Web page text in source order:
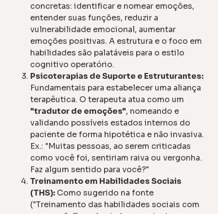
concretas: identificar e nomear emoções,
entender suas funções, reduzir a
vulnerabilidade emocional, aumentar
emoções positivas. A estrutura e o foco em
habilidades são palatáveis para o estilo
cognitivo operatório.
Psicoterapias de Suporte e Estruturantes:
Fundamentais para estabelecer uma aliança
terapêutica. O terapeuta atua como um
"tradutor de emoções", nomeando e
validando possíveis estados internos do
paciente de forma hipotética e não invasiva.
Ex.: "Muitas pessoas, ao serem criticadas
como você foi, sentiriam raiva ou vergonha.
Faz algum sentido para você?"
Treinamento em Habilidades Sociais
(THS): Como sugerido na fonte
("Treinamento das habilidades sociais com